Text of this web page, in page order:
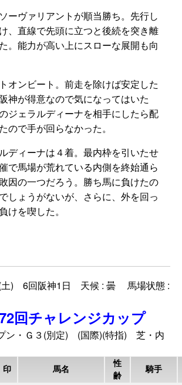
ーヴァリアントが順当勝ち。先行し
、直線で先頭に立つと後続を突き離
。能力が高い上にスローな展開も向
オンビート。前走を除けば安定した
神が得意なので気になってはいた
ジェラルディーナを相手にしたら配
ので手が回らなかった。
ディーナは４着。最内枠を引いたせ
で馬場が荒れている内側を終始通ら
因の一つだろう。勝ち馬に負けたの
しょうがないが、さらに、外を回っ
けを喫した。
(土) 6回阪神1日 天候 : 曇 馬場状態 :
回チャレンジカップ
ン・Ｇ３(別定) (国際)(特指) 芝・内
印 馬名
性
齢
騎手